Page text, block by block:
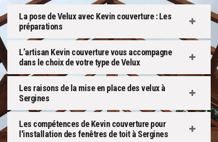
La pose de Velux avec Kevin couverture : Les
préparations
L’artisan Kevin couverture vous accompagne
dans le choix de votre type de Velux
Les raisons de la mise en place des velux à
Sergines
Les compétences de Kevin couverture pour
l'installation des fenêtres de toit à Sergines